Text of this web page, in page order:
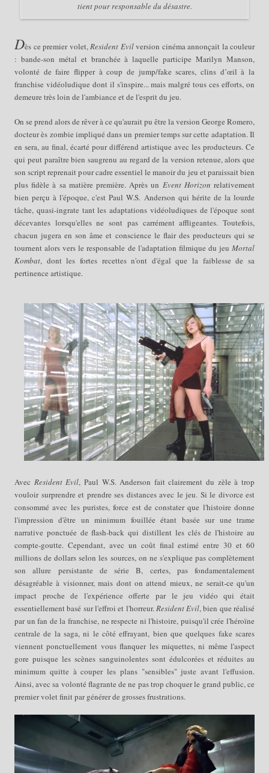
tient pour responsable du désastre.
Dès ce premier volet,Resident Evilversion cinéma annonçait la couleur
: bande-son métal et branchée à laquelle participe MarilynManson,
volonté de faire flipper à coup de jump/fake scares, clins d’œil à la
franchise vidéoludique dont il s'inspire... mais malgré tous ces efforts, on
demeure très loin de l'ambiance et de l'esprit du jeu.
On se prend alorsde rêver à ce qu'aurait pu être la version George Romero,
docteur ès zombie impliqué dans un premier temps sur cette adaptation. Il
en sera, au final, écarté pour différend artistique avec les producteurs. Ce
qui peut paraître bien saugrenu au regard de la version retenue, alors que
son script reprenait pour cadre essentiel le manoir du jeu et paraissait bien
plus fidèle à sa matière première. Après un Event Horizon relativement
bien perçu à l'époque, c'est Paul W.S. Anderson qui hérite de la lourde
tâche, quasi-ingrate tant les adaptations vidéoludiques de l'époque sont
décevantes lorsqu'elles ne sont pas carrément affligeantes. Toutefois,
chacun jugera en son âme et conscience le flair des producteurs qui se
tournent alors vers le responsable de l'adaptation filmique du jeu Mortal
Kombat, dont les fortes recettes n'ont d'égal que la faiblesse de sa
pertinence artistique.
Avec Resident Evil, Paul W.S. Anderson fait clairement du zèle à trop
vouloir surprendre et prendre ses distances avec le jeu. Si le divorce est
consommé avec les puristes, force est de constater que l'histoire donne
l'impression d'être un minimum fouillée étant basée sur une trame
narrative ponctuée de flash-back qui distillent les clés de l'histoire au
compte-goutte. Cependant, avec un coût final estimé entre 30 et 60
millions de dollars selon les sources, on ne s'explique pas complètement
son allure persistante de série B, certes, pas fondamentalement
désagréable à visionner, mais dont on attend mieux, ne serait-ce qu'un
impact proche de l'expérience offerte par le jeu vidéo qui était
essentiellement basé sur l'effroi et l'horreur. Resident Evil, bien que réalisé
par un fan de la franchise, ne respecte ni l'histoire, puisqu'ilcrée l'héroïne
centrale de la saga, ni le côté effrayant, bien que quelques fake scares
viennent ponctuellement vous flanquer les miquettes, ni même l'aspect
gore puisque les scènes sanguinolentes sont édulcorées et réduites au
minimum quitte à couperles plans "sensibles"juste avant l'effusion.
Ainsi, avec sa volonté flagrante de ne pas trop choquer le grand public, ce
premier volet finit par générer de grosses frustrations.